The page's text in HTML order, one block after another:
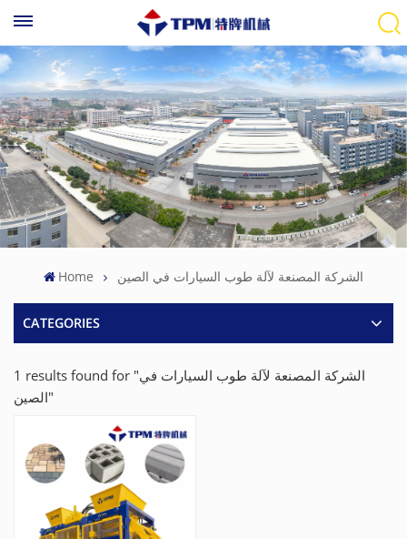
Home الشركة المصنعة لآلة طوب السيارات في الصين
CATEGORIES
1 results found for "الشركة المصنعة لآلة طوب السيارات في
الصين"